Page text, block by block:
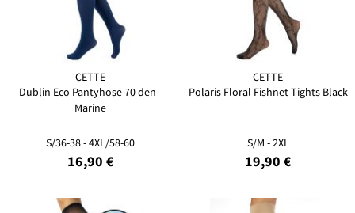
CETTE
Dublin Eco Pantyhose 70 den -
Marine
S/36-38 - 4XL/58-60
16,90 €
CETTE
Polaris Floral Fishnet Tights Black
S/M - 2XL
19,90 €